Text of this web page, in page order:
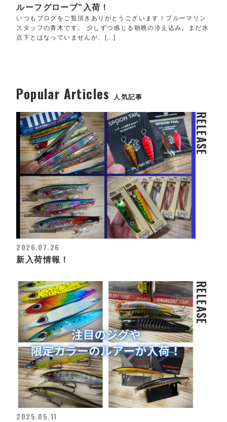
ルーフグローブ”入荷！
いつもブログをご覧頂きありがとうございます！ブルーマリン
スタッフの青木です。 少しずつ感じる朝晩の冷え込み。まだ氷
点下とはなっていませんが、[...]
Popular Articles 人気記事
RELEASE
2026.07.26
新入荷情報！
RELEASE
2025.05.11